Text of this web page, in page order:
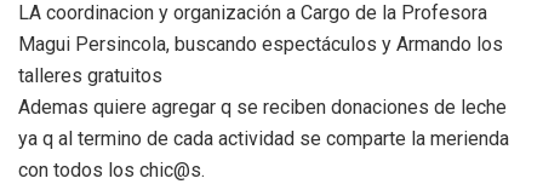
LA coordinacion y organización a Cargo de la Profesora
Magui Persincola, buscando espectáculos y Armando los
talleres gratuitos
Ademas quiere agregar q se reciben donaciones de leche
ya q al termino de cada actividad se comparte la merienda
con todos los chic@s.